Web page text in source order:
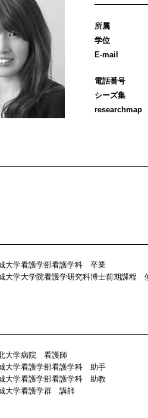
所属
学位
E-mail
電話番号
シーズ集
researchmap
大学看護学部看護学科 卒業
大学大学院看護学研究科博士前期課程
大学病院 看護師
大学看護学部看護学科 助手
大学看護学部看護学科 助教
大学看護学群 講師